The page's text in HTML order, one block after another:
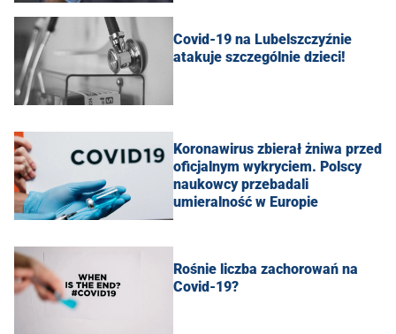
Covid-19 na Lubelszczyźnie
atakuje szczególnie dzieci!
Koronawirus zbierał żniwa przed
oficjalnym wykryciem. Polscy
naukowcy przebadali
umieralność w Europie
Rośnie liczba zachorowań na
Covid-19?